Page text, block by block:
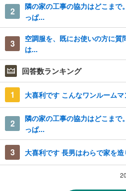
2
隣の家の工事の協力はどこまで
っぱ...
3
空調服を、既にお使いの方に
は...
回答数ランキング
1 大喜利です こんなワンルーム
2
隣の家の工事の協力はどこまで
っぱ...
3 大喜利です 長男はわらで家を